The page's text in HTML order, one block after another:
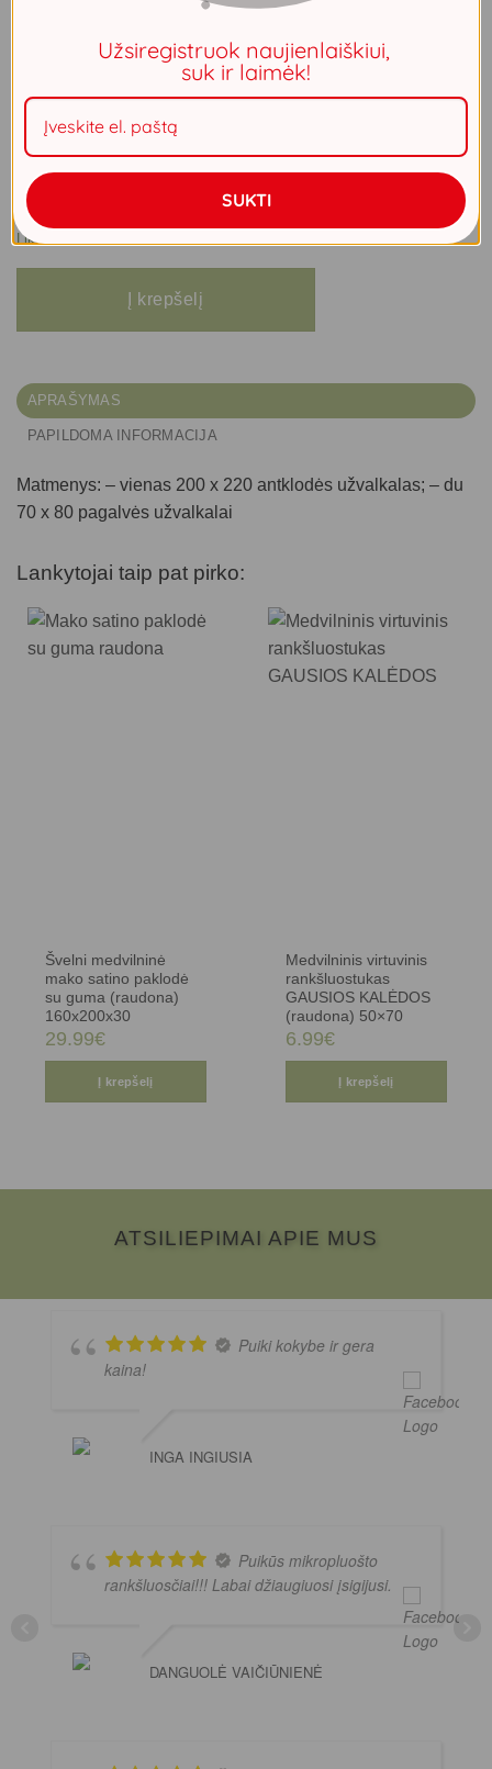
Prašome atkreipti dėmesį, kad prekės pristatymo terminas
pačia siunta.
Liko 2
Į krepšelį
APRAŠYMAS
PAPILDOMA INFORMACIJA
Matmenys: – vienas 200 x 220 antklodės užvalkalas; – du
70 x 80 pagalvės užvalkalai
Lankytojai taip pat pirko:
Švelni medvilninė
mako satino paklodė
su guma (raudona)
160x200x30
29.99€
Į krepšelį
Medvilninis virtuvinis
rankšluostukas
GAUSIOS KALĖDOS
(raudona) 50×70
6.99€
Į krepšelį
ATSILIEPIMAI APIE MUS
Puiki kokybe ir gera
kaina!
INGA INGIUSIA
Puikūs mikropluošto
rankšluosčiai!!! Labai džiaugiuosi įsigijusi.
DANGUOLĖ VAIČIŪNIENĖ
Užsiregistruok naujienlaiškiui,
suk ir laimėk!
SUKTI